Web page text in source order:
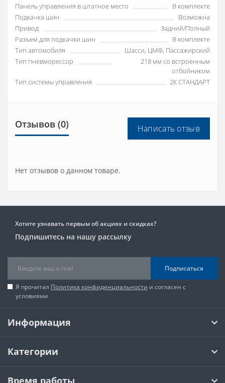
Панель управления в штатное место
В комплекте
Подкачка шин
Возможна
Привод
Задний/Полный
Разъем для подкачки шин
В комплекте
Тип автомобиля
Шасси, ЦМФ, Пассажирский
Тип пневморессор
218 мм со встроенным
отбойником
Тип системы управления
2К СТАНДАРТ
Отзывов (0) Написать отзыв
Нет отзывов о данном товаре.
Хотите узнавать первым об акциях и скидках?
Подпишитесь на нашу рассылку
Подписаться
Я прочитал Политика конфиденциальности и согласен с
условиями
Информация
Категории
Время работы